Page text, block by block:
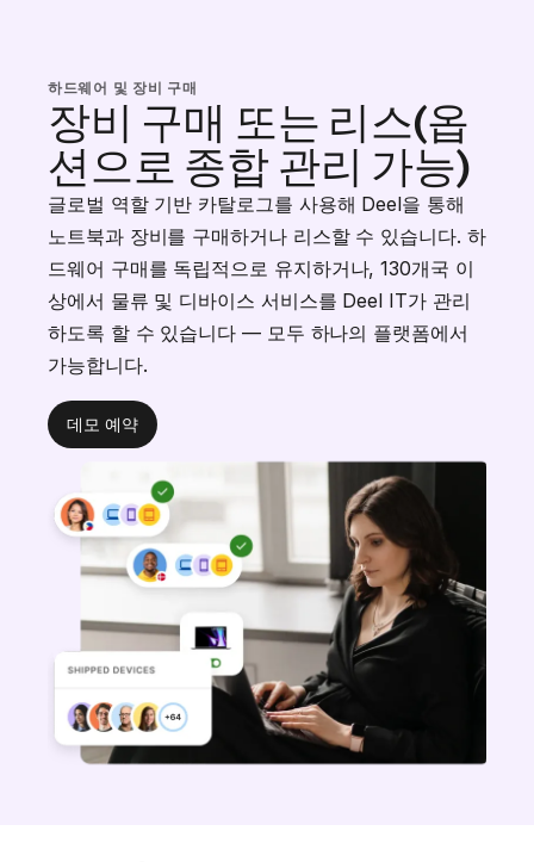
하드웨어 및 장비 구매
장비 구매 또는 리스(옵
션으로 종합 관리 가능)
글로벌 역할 기반 카탈로그를 사용해 Deel을 통해
노트북과 장비를 구매하거나 리스할 수 있습니다. 하
드웨어 구매를 독립적으로 유지하거나, 130개국 이
상에서 물류 및 디바이스 서비스를 Deel IT가 관리
하도록 할 수 있습니다 — 모두 하나의 플랫폼에서
가능합니다.
데모 예약